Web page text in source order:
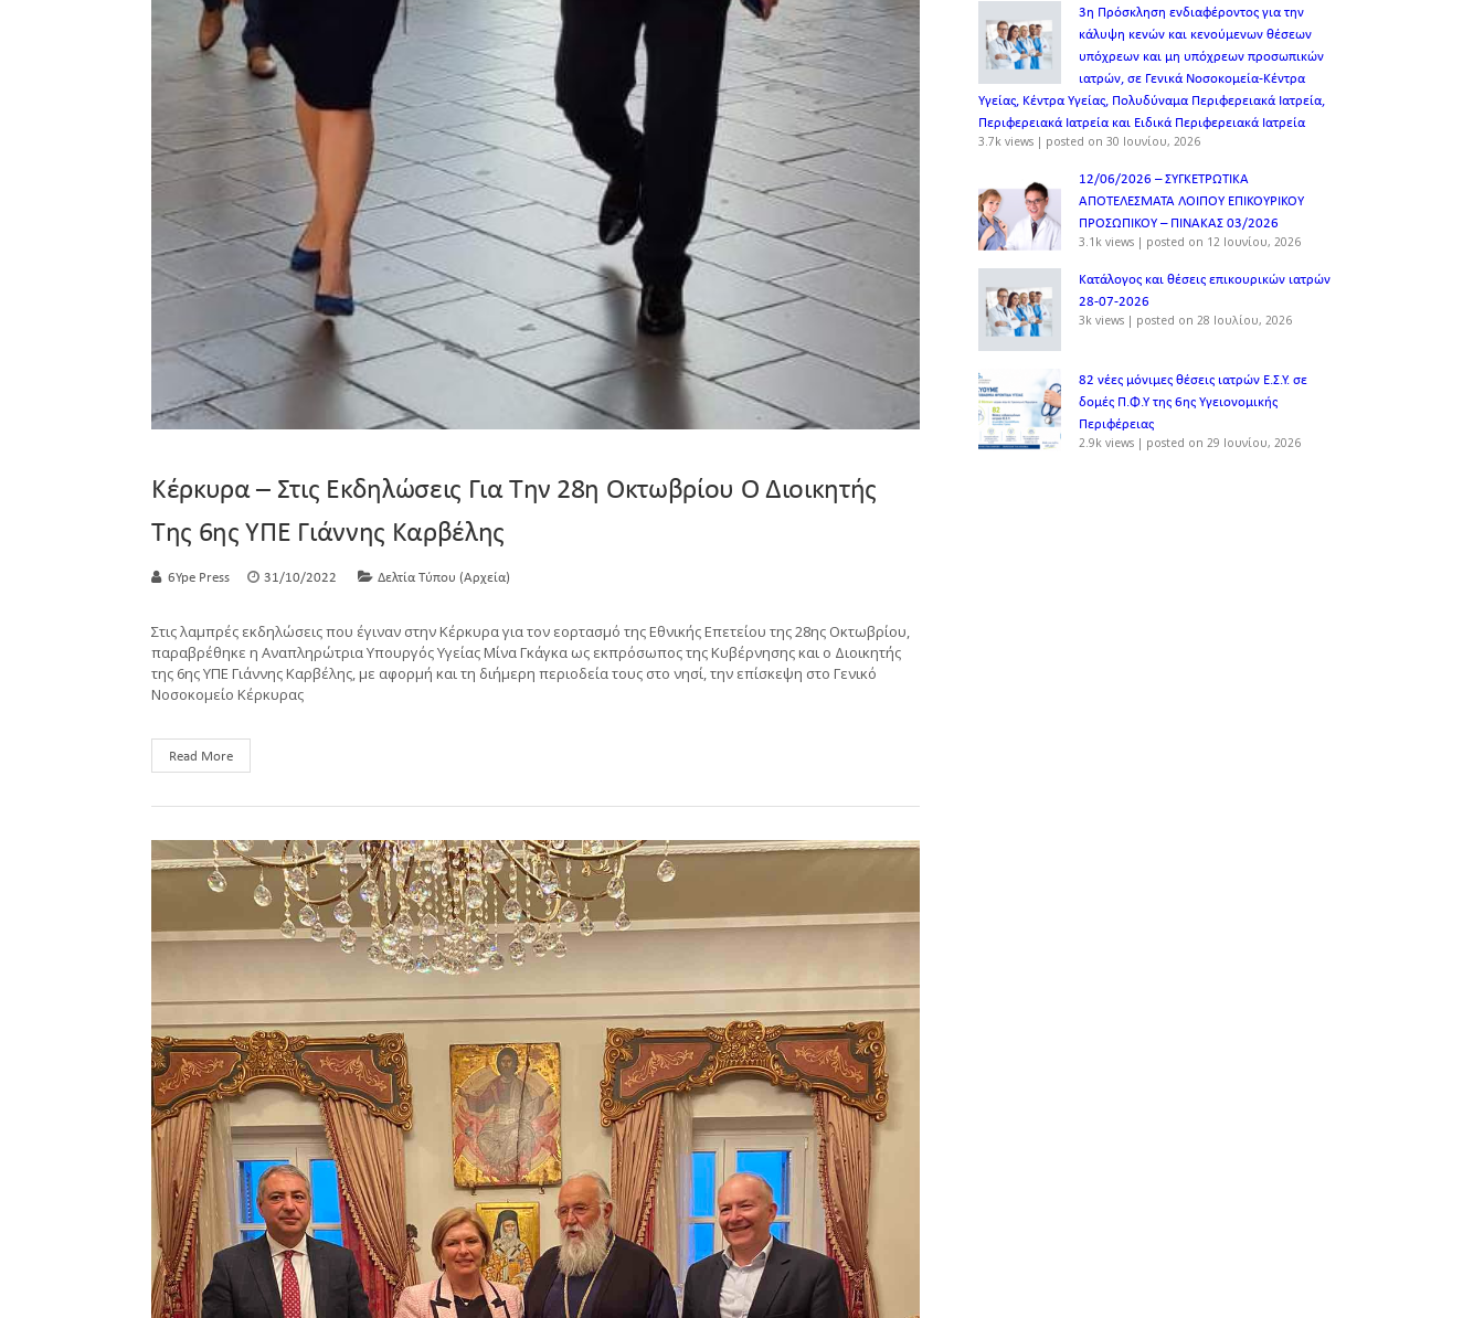
Κέρκυρα – Στις Εκδηλώσεις Για Την 28η Οκτωβρίου Ο Διοικητής
Της 6ης ΥΠΕ Γιάννης Καρβέλης
6Ype Press 31/10/2022 Δελτία Τύπου (Αρχεία)
Στις λαμπρές εκδηλώσεις που έγιναν στην Κέρκυρα για τον εορτασμό της Εθνικής Επετείου της 28ης Οκτωβρίου,
παραβρέθηκε η Αναπληρώτρια Υπουργός Υγείας Μίνα Γκάγκα ως εκπρόσωπος της Κυβέρνησης και ο Διοικητής
της 6ης ΥΠΕ Γιάννης Καρβέλης, με αφορμή και τη διήμερη περιοδεία τους στο νησί, την επίσκεψη στο Γενικό
Νοσοκομείο Κέρκυρας
Read More
3η Πρόσκληση ενδιαφέροντος για την
κάλυψη κενών και κενούμενων θέσεων
υπόχρεων και μη υπόχρεων προσωπικών
ιατρών, σε Γενικά Νοσοκομεία-Κέντρα
Υγείας, Κέντρα Υγείας, Πολυδύναμα Περιφερειακά Ιατρεία,
Περιφερειακά Ιατρεία και Ειδικά Περιφερειακά Ιατρεία
3.7k views | posted on 30 Ιουνίου, 2026
12/06/2026 – ΣΥΓΚΕΤΡΩΤΙΚΑ
ΑΠΟΤΕΛΕΣΜΑΤΑ ΛΟΙΠΟΥ ΕΠΙΚΟΥΡΙΚΟΥ
ΠΡΟΣΩΠΙΚΟΥ – ΠΙΝΑΚΑΣ 03/2026
3.1k views | posted on 12 Ιουνίου, 2026
Κατάλογος και θέσεις επικουρικών ιατρών
28-07-2026
3k views | posted on 28 Ιουλίου, 2026
82 νέες μόνιμες θέσεις ιατρών Ε.Σ.Υ. σε
δομές Π.Φ.Υ της 6ης Υγειονομικής
Περιφέρειας
2.9k views | posted on 29 Ιουνίου, 2026